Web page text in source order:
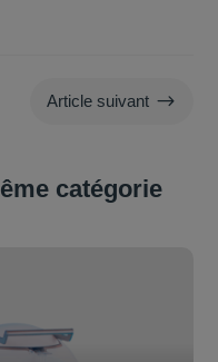
Article suivant $
catégorie